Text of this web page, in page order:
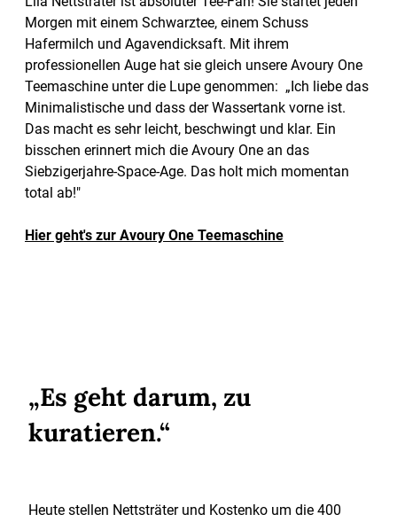
Morgen mit einem Schwarztee, einem Schuss
Hafermilch und Agavendicksaft. Mit ihrem
professionellen Auge hat sie gleich unsere Avoury One
Teemaschine unter die Lupe genommen: „Ich liebe das
Minimalistische und dass der Wassertank vorne ist.
Das macht es sehr leicht, beschwingt und klar. Ein
bisschen erinnert mich die Avoury One an das
Siebzigerjahre-Space-Age. Das holt mich momentan
total ab!"
Hier geht's zur Avoury One Teemaschine
„Es geht darum, zu
kuratieren.“
Heute stellen Nettsträter und Kostenko um die 400